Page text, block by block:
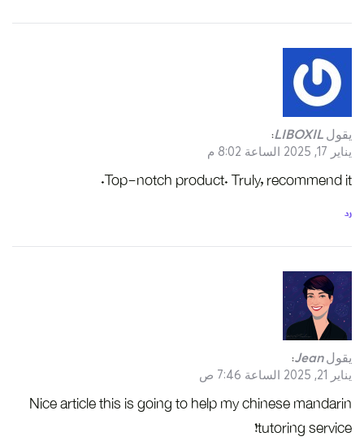
يقول LIBOXIL
:
يناير 17, 2025 الساعة 8:02 م
Top-notch product. Truly, recommend it.
رد
يقول Jean
:
يناير 21, 2025 الساعة 7:46 ص
Nice article this is going to help my chinese mandarin
tutoring service!